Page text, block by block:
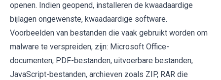
openen. Indien geopend, installeren de kwaadaardige
bijlagen ongewenste, kwaadaardige software.
Voorbeelden van bestanden die vaak gebruikt worden om
malware te verspreiden, zijn: Microsoft Office-
documenten, PDF-bestanden, uitvoerbare bestanden,
JavaScript-bestanden, archieven zoals ZIP, RAR die